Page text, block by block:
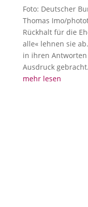
Foto: Deutscher
Thomas Imo/
Rückhalt für die
alle« lehnen sie
in ihren
Ausdruck
mehr lesen